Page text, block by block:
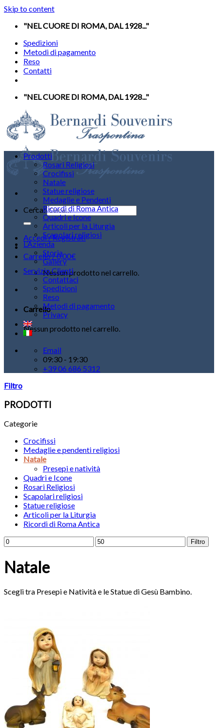
Skip to content
"NEL CUORE DI ROMA, DAL 1928..."
Spedizioni
Metodi di pagamento
Reso
Contatti
"NEL CUORE DI ROMA, DAL 1928..."
Cerca:
Accedi / Registrati
Carrello /0,00€
Nessun prodotto nel carrello.
Carrello
Nessun prodotto nel carrello.
Prodotti
Rosari Religiosi
Crocifissi
Natale
Statue religiose
Medaglie e Pendenti
Ricordi di Roma Antica
Quadri e Icone
Articoli per la Liturgia
Scapolari religiosi
L’Azienda
Storia
Gallery
Servizio Clienti
Contattaci
Spedizioni
Reso
Metodi di pagamento
Privacy
Email
09:30 - 19:30
+39 06 686 5312
Filtro
PRODOTTI
Categorie
Crocifissi
Medaglie e pendenti religiosi
Natale
Presepi e natività
Quadri e Icone
Rosari Religiosi
Scapolari religiosi
Statue religiose
Articoli per la Liturgia
Ricordi di Roma Antica
Filtro
Natale
Scegli tra Presepi e Natività e le Statue di Gesù Bambino.